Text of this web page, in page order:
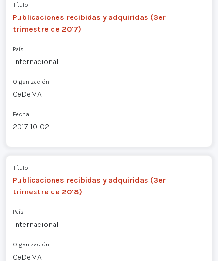
Título
Publicaciones recibidas y adquiridas (3er
trimestre de 2017)
País
Internacional
Organización
CeDeMA
Fecha
2017-10-02
Título
Publicaciones recibidas y adquiridas (3er
trimestre de 2018)
País
Internacional
Organización
CeDeMA